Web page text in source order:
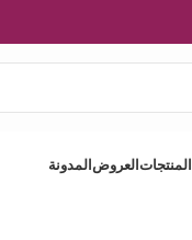
المنتجاتالعروضالمدونة